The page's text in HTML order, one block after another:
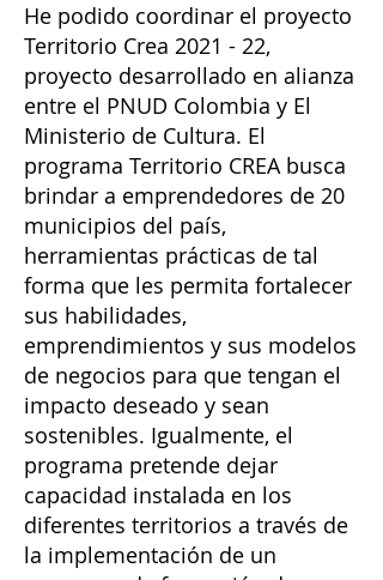
He podido coordinar el proyecto
Territorio Crea 2021 - 22,
proyecto desarrollado en alianza
entre el PNUD Colombia y El
Ministerio de Cultura. El
programa Territorio CREA busca
brindar a emprendedores de 20
municipios del país,
herramientas prácticas de tal
forma que les permita fortalecer
sus habilidades,
emprendimientos y sus modelos
de negocios para que tengan el
impacto deseado y sean
sostenibles. Igualmente, el
programa pretende dejar
capacidad instalada en los
diferentes territorios a través de
la implementación de un